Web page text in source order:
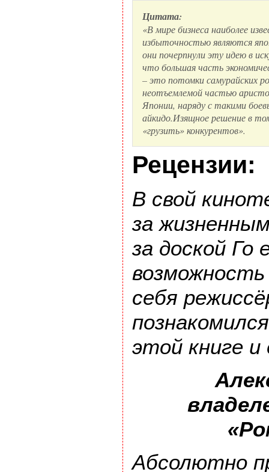
Цитата:
«В мире бизнеса наиболее
избыточностью являются
они почерпнули эту идею в
что большая часть
– это потомки самурайских
неотъемлемой частью
Японии, наряду с такими
айкидо.Изящное решение в
«грузить» конкурентов».
Рецензии:
В свой
за
за доской Го
себя
этой книге
Абсолютно